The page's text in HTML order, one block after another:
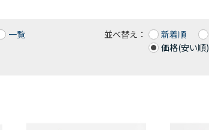
一覧
並べ替え： 新着順
価格(安い順)